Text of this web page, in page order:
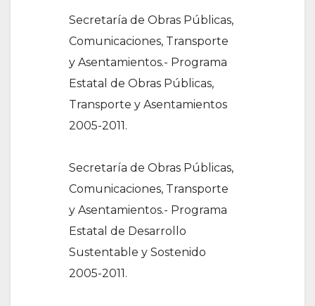
Secretaría de Obras Públicas,
Comunicaciones, Transporte
y Asentamientos.- Programa
Estatal de Obras Públicas,
Transporte y Asentamientos
2005-2011.
Secretaría de Obras Públicas,
Comunicaciones, Transporte
y Asentamientos.- Programa
Estatal de Desarrollo
Sustentable y Sostenido
2005-2011.